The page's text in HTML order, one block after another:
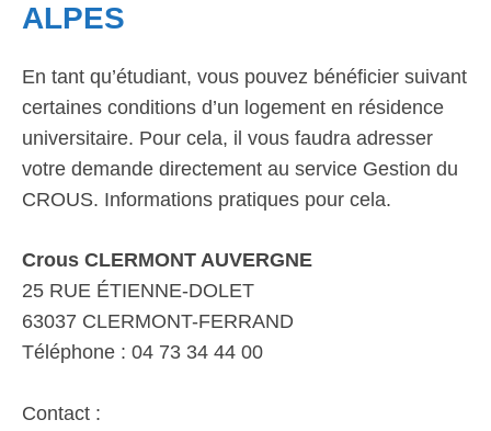
ALPES
En tant qu’étudiant, vous pouvez bénéficier suivant
certaines conditions d’un logement en résidence
universitaire. Pour cela, il vous faudra adresser
votre demande directement au service Gestion du
CROUS. Informations pratiques pour cela.
Crous CLERMONT AUVERGNE
25 RUE ÉTIENNE-DOLET
63037 CLERMONT-FERRAND
Téléphone : 04 73 34 44 00
Contact :